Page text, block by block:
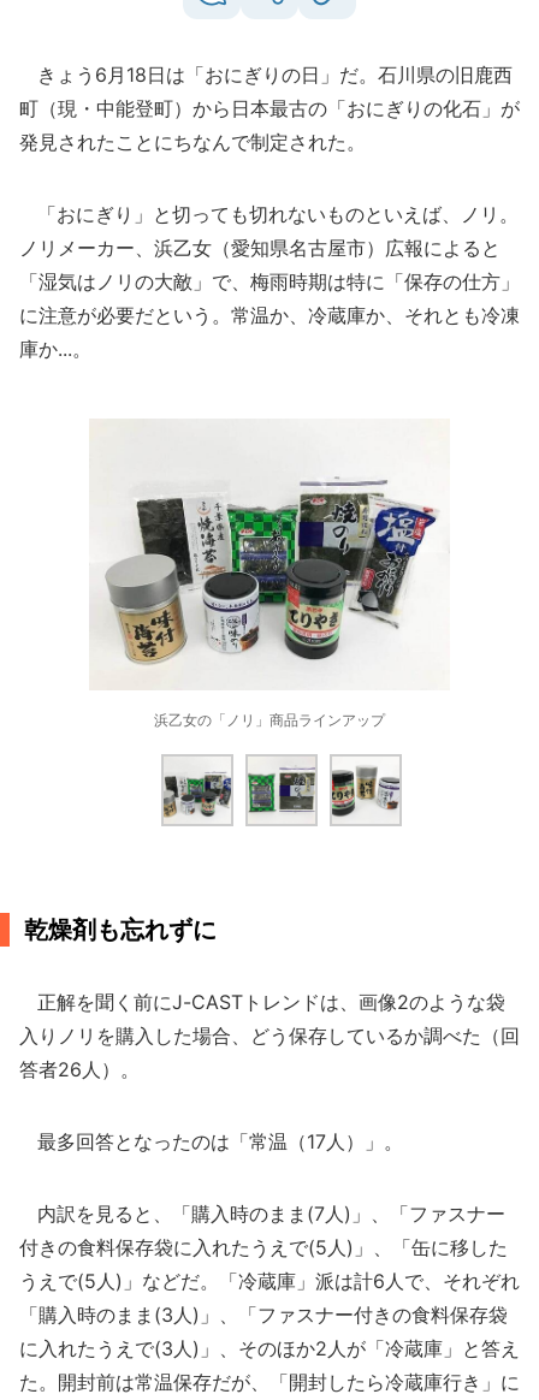
きょう6月18日は「おにぎりの日」だ。石川県の旧鹿西
町（現・中能登町）から日本最古の「おにぎりの化石」が
発見されたことにちなんで制定された。
「おにぎり」と切っても切れないものといえば、ノリ。
ノリメーカー、浜乙女（愛知県名古屋市）広報によると
「湿気はノリの大敵」で、梅雨時期は特に「保存の仕方」
に注意が必要だという。常温か、冷蔵庫か、それとも冷凍
庫か...。
浜乙女の「ノリ」商品ラインアップ
乾燥剤も忘れずに
正解を聞く前にJ-CASTトレンドは、画像2のような袋
入りノリを購入した場合、どう保存しているか調べた（回
答者26人）。
最多回答となったのは「常温（17人）」。
内訳を見ると、「購入時のまま(7人)」、「ファスナー
付きの食料保存袋に入れたうえで(5人)」、「缶に移した
うえで(5人)」などだ。「冷蔵庫」派は計6人で、それぞれ
「購入時のまま(3人)」、「ファスナー付きの食料保存袋
に入れたうえで(3人)」、そのほか2人が「冷蔵庫」と答え
た。開封前は常温保存だが、「開封したら冷蔵庫行き」に